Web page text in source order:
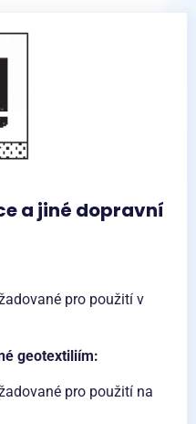
a jiné dopravní
pro použití v
geotextiliím:
pro použití na